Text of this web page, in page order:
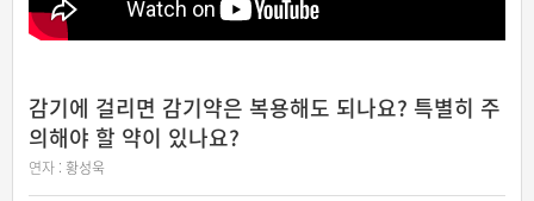
감기에 걸리면 감기약은 복용해도 되나요? 특별히 주
의해야 할 약이 있나요?
연자 : 황성욱